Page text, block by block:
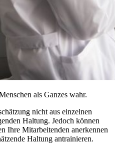
als Ganzes wahr.
nicht aus einzelnen
Haltung. Jedoch können
Ihre Mitarbeitenden anerkennen
Haltung antrainieren.